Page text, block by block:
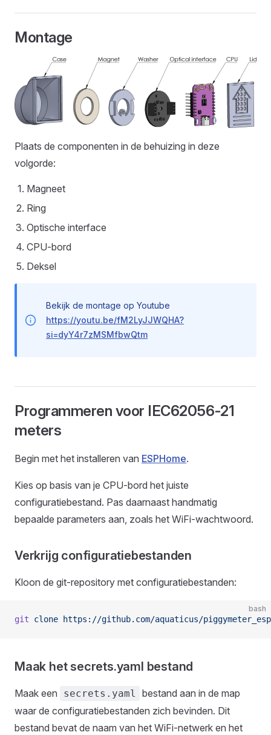
Montage
Plaats de componenten in de behuizing in deze
volgorde:
Magneet
Ring
Optische interface
CPU-bord
Deksel
Bekijk de montage op Youtube
https://youtu.be/fM2LyJJWQHA?
si=dyY4r7zMSMfbwQtm
Programmeren voor IEC62056-21
meters
Begin met het installeren van ESPHome.
Kies op basis van je CPU-bord het juiste
configuratiebestand. Pas daarnaast handmatig
bepaalde parameters aan, zoals het WiFi-wachtwoord.
Verkrijg configuratiebestanden
Kloon de git-repository met configuratiebestanden:
bash
git clone https://github.com/aquaticus/
Maak het secrets.yaml bestand
Maak een secrets.yaml
bestand aan in de map
waar de configuratiebestanden zich bevinden. Dit
bestand bevat de naam van het WiFi-netwerk en het